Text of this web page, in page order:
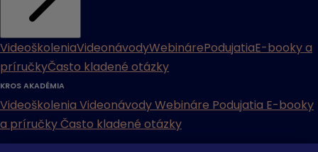
VideoškoleniaVideonávodyWebinárePodujatiaE-booky a
príručkyČasto kladené otázky
KROS AKADÉMIA
Videoškolenia VideonávodyWebináre Podujatia E-booky
a príručkyČasto kladené otázky